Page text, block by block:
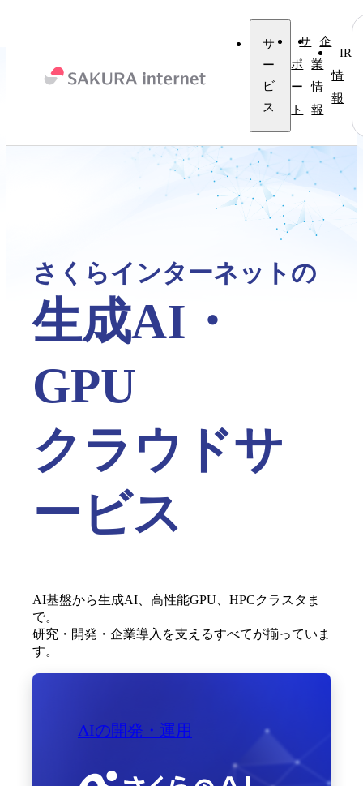
サ
ー
ビ
ス
サ
ポ
ー
ト
企
業
情
報
IR
情
報
さくらインターネットの
生成AI・
GPU
クラウドサ
ービス
AI基盤から生成AI、高性能GPU、HPCクラスタま
で。
研究・開発・企業導入を支えるすべてが揃っていま
す。
AIの開発・運用